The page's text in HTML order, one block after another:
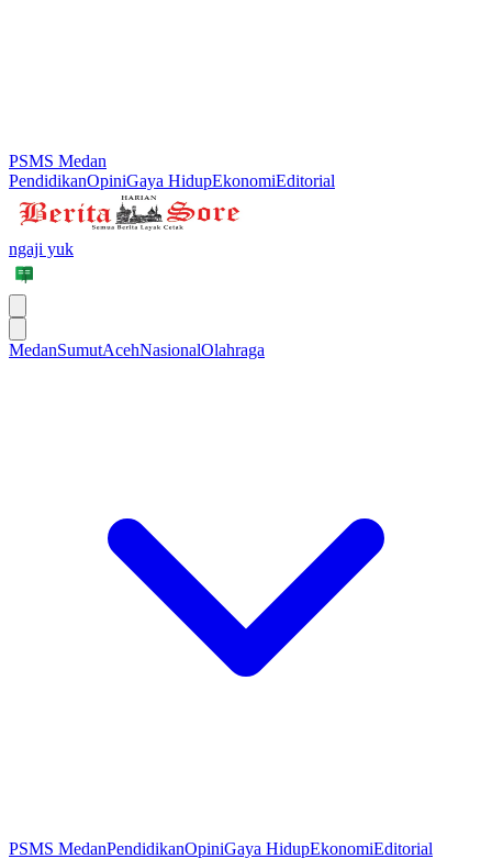
PSMS Medan
PendidikanOpiniGaya HidupEkonomiEditorial
ngaji yuk
MedanSumutAcehNasionalOlahraga
PSMS MedanPendidikanOpiniGaya HidupEkonomiEditorial